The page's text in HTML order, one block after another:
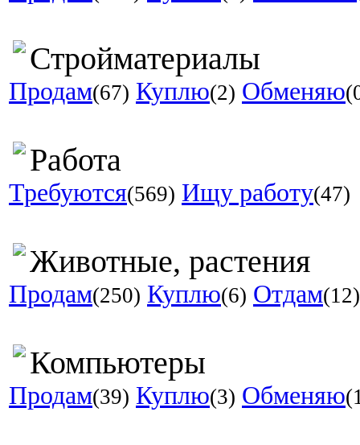
Стройматериалы
Продам(67) Куплю(2) Обменяю
Работа
Требуются(569) Ищу работу(47)
Животные, растения
Продам(250) Куплю(6) Отдам(12)
Компьютеры
Продам(39) Куплю(3) Обменяю